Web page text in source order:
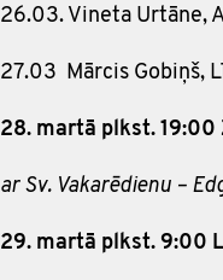
26.03. Vineta Urtāne,
27.03 Mārcis Gobiņš,
28. martā plkst. 19:00
ar Sv. Vakarēdienu –
29. martā plkst. 9:00